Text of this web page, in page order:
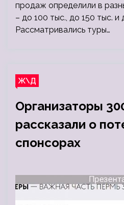
продаж определили в
– до 100 тыс., до 150 тыс. и
Рассматривались туры…
Ж\Д
Организаторы
рассказали о
спонсорах